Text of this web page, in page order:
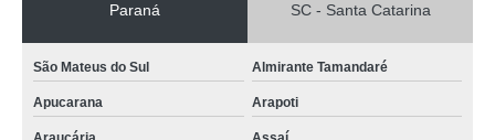
Paraná SC - Santa Catarina
São Mateus do Sul Almirante Tamandaré
Apucarana Arapoti